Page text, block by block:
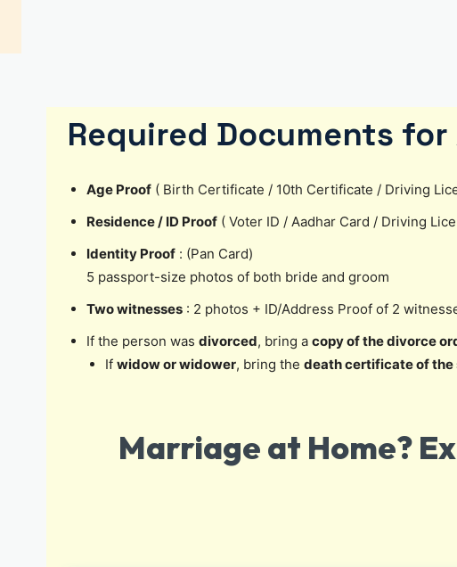
Required Documents
Age Proof ( Birth Certificate / 10th Certificate / Driving
Residence / ID Proof ( Voter ID / Aadhar Card / Driving
Identity Proof : (Pan Card)
5 passport-size photos of both bride and groom
Two witnesses : 2 photos + ID/Address Proof of 2
If the person was divorced, bring a copy of the divorce
If widow or widower, bring the death certificate of the
Marriage at Home?